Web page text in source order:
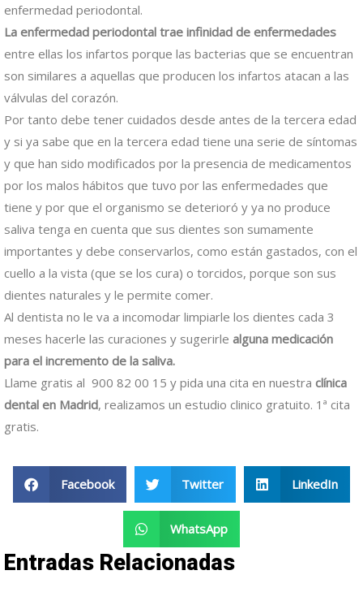
enfermedad periodontal.
La enfermedad periodontal trae infinidad de enfermedades
entre ellas los infartos porque las bacterias que se encuentran
son similares a aquellas que producen los infartos atacan a las
válvulas del corazón.
Por tanto debe tener cuidados desde antes de la tercera edad
y si ya sabe que en la tercera edad tiene una serie de síntomas
y que han sido modificados por la presencia de medicamentos
por los malos hábitos que tuvo por las enfermedades que
tiene y por que el organismo se deterioró y ya no produce
saliva tenga en cuenta que sus dientes son sumamente
importantes y debe conservarlos, como están gastados, con el
cuello a la vista (que se los cura) o torcidos, porque son sus
dientes naturales y le permite comer.
Al dentista no le va a incomodar limpiarle los dientes cada 3
meses hacerle las curaciones y sugerirle alguna medicación
para el incremento de la saliva.
Llame gratis al 900 82 00 15 y pida una cita en nuestra clínica
dental en Madrid, realizamos un estudio clinico gratuito. 1ª cita
gratis.
Facebook Twitter LinkedIn
WhatsApp
Entradas Relacionadas